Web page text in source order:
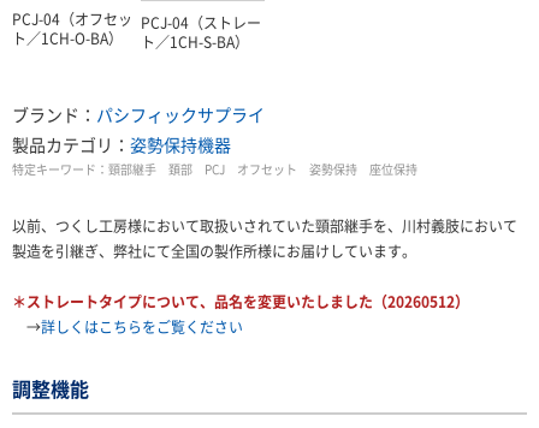
PCJ-04（オフセッ
ト／1CH-O-BA）
PCJ-04（ストレー
ト／1CH-S-BA）
ブランド： パシフィックサプライ
製品カテゴリ： 姿勢保持機器
特定キーワード： 頸部継手 頚部 PCJ オフセット 姿勢保持 座位保持
以前、つくし工房様において取扱いされていた頸部継手を、川村義肢において
製造を引継ぎ、弊社にて全国の製作所様にお届けしています。
＊ストレートタイプについて、品名を変更いたしました（20260512）
→詳しくはこちらをご覧ください
調整機能